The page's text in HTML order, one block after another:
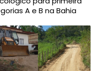
A e B na Bahia